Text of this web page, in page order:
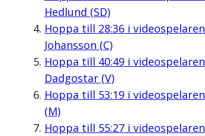
Hedlund (SD)
Hoppa till 28:36i videospelaren
Johansson (C)
Hoppa till 40:49i videospelaren
Dadgostar (V)
Hoppa till 53:19i videospelaren
(M)
Hoppa till 55:27i videospelaren